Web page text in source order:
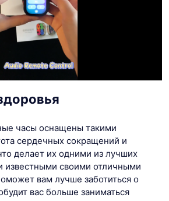
часы оснащены такими
сердечных сокращений и
делает их одними из лучших
известными своими отличными
вам лучше заботиться о
вас больше заниматься